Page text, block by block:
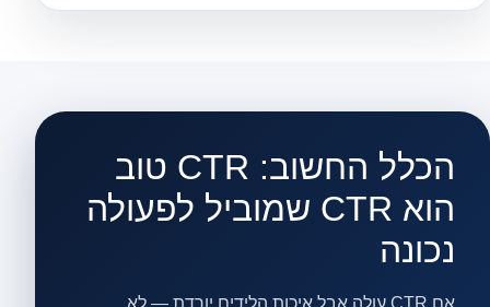
הכלל החשוב: CTR טוב
הוא CTR שמוביל לפעולה
נכונה